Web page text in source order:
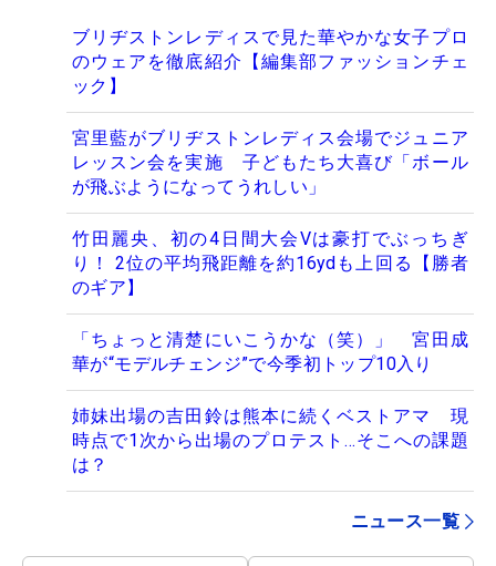
ブリヂストンレディスで見た華やかな女子プロ
のウェアを徹底紹介【編集部ファッションチェ
ック】
宮里藍がブリヂストンレディス会場でジュニア
レッスン会を実施 子どもたち大喜び「ボール
が飛ぶようになってうれしい」
竹田麗央、初の4日間大会Vは豪打でぶっちぎ
り！ 2位の平均飛距離を約16ydも上回る【勝者
のギア】
「ちょっと清楚にいこうかな（笑）」 宮田成
華が“モデルチェンジ”で今季初トップ10入り
姉妹出場の吉田鈴は熊本に続くベストアマ 現
時点で1次から出場のプロテスト…そこへの課題
は？
ニュース一覧